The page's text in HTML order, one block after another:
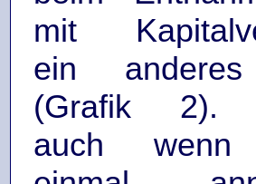
mit
ein
(Grafik 2).
auch wenn